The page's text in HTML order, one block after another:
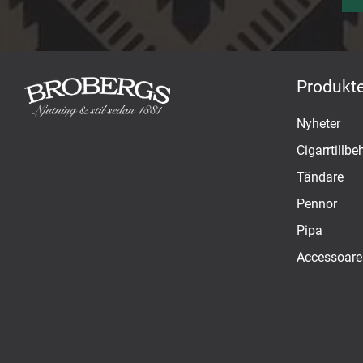
Nyheter
Tändare
Pennor
Pipa